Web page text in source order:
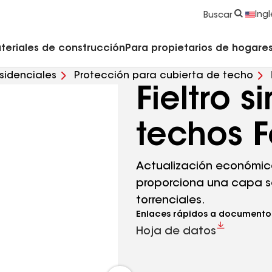
Buscar
de construcción Para propietarios de
Protección para cubierta de techo
Fieltro
techos
Actualización
proporciona una capa
torrenciales.
Enlaces rápidos a
Hoja de datos